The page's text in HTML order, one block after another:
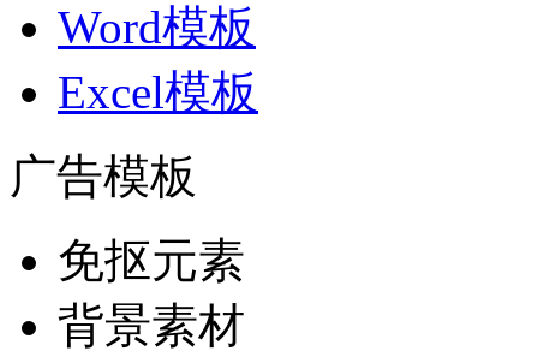
Word模板
Excel模板
广告模板
免抠元素
背景素材